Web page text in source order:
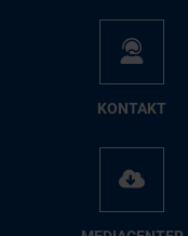
KON­TAKT